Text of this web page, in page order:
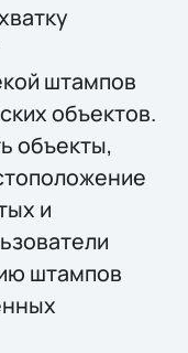
штампов
объектов.
объекты,
и
штампов